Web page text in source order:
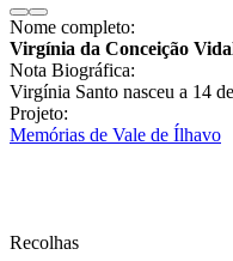
Nome completo:
Virgínia da Conceição
Nota Biográfica:
Virgínia Santo nasceu a 14
Projeto:
Memórias de Vale de Ílhavo
Recolhas